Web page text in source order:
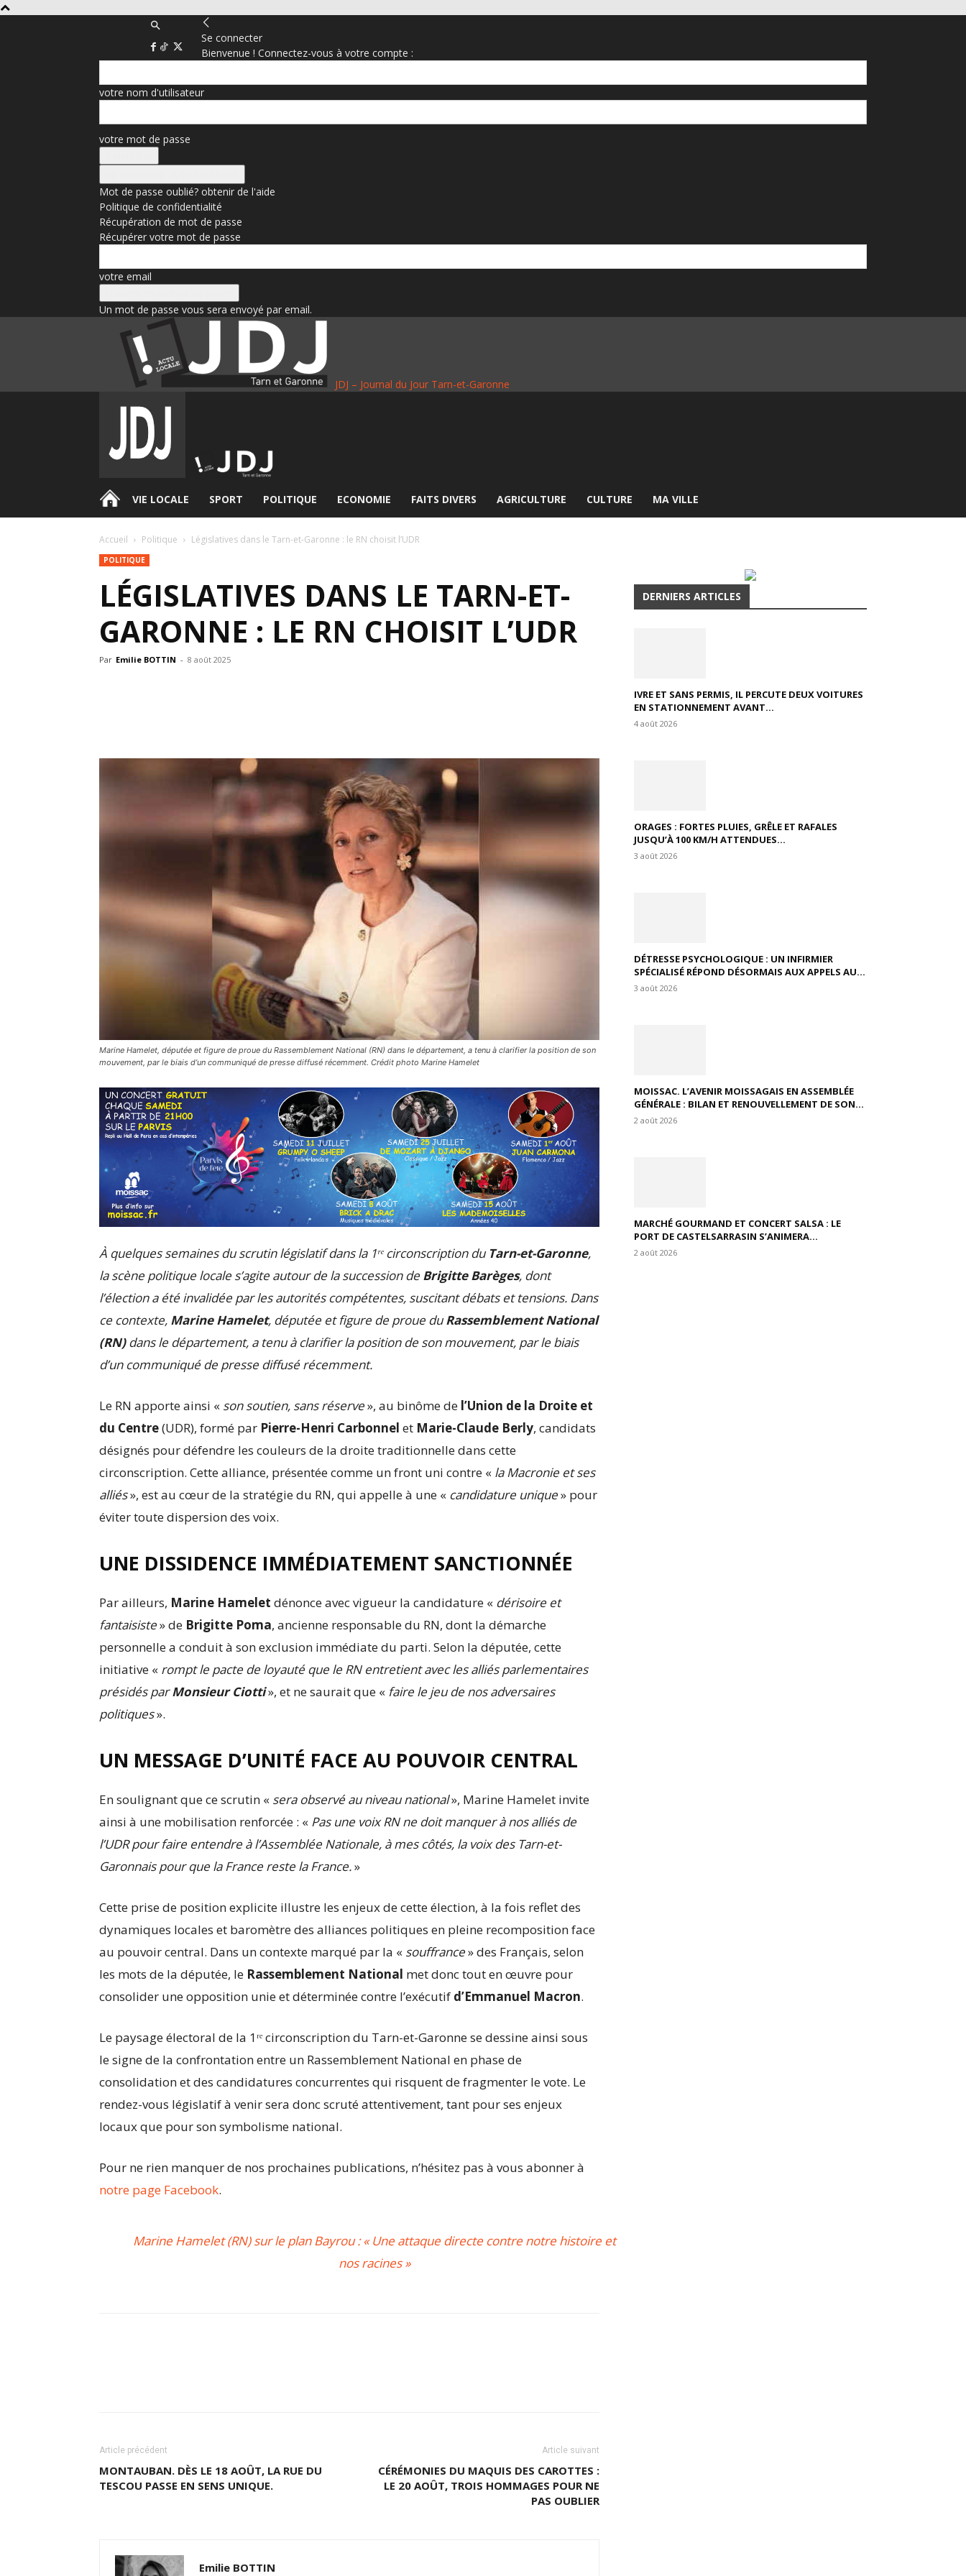
Se connecter
Bienvenue ! Connectez-vous à votre compte :
votre nom d'utilisateur
votre mot de passe
Mot de passe oublié? obtenir de l'aide
Politique de confidentialité
Récupération de mot de passe
Récupérer votre mot de passe
votre email
Un mot de passe vous sera envoyé par email.
JDJ – Journal du Jour Tarn-et-Garonne
. VIE LOCALE SPORT POLITIQUE ECONOMIE FAITS DIVERS AGRICULTURE CULTURE MA VILLE
Accueil Politique Législatives dans le Tarn-et-Garonne : le RN choisit l’UDR
POLITIQUE
LÉGISLATIVES DANS LE TARN-ET-
GARONNE : LE RN CHOISIT L’UDR
Par Emilie BOTTIN - 8 août 2025
Marine Hamelet, députée et figure de proue du Rassemblement National (RN) dans le département, a tenu à clarifier la position de son
mouvement, par le biais d’un communiqué de presse diffusé récemment. Crédit photo Marine Hamelet
À quelques semaines du scrutin législatif dans la 1ʳᵉ circonscription du Tarn-et-Garonne,
la scène politique locale s’agite autour de la succession de Brigitte Barèges, dont
l’élection a été invalidée par les autorités compétentes, suscitant débats et tensions. Dans
ce contexte, Marine Hamelet, députée et figure de proue du Rassemblement National
(RN)dans le département, a tenu à clarifier la position de son mouvement, par le biais
d’un communiqué de presse diffusé récemment.
Le RN apporte ainsi « son soutien, sans réserve», au binôme de l’Union de la Droite et
du Centre(UDR), formé par Pierre-Henri Carbonnel et Marie-Claude Berly, candidats
désignés pour défendre les couleurs de la droite traditionnelle dans cette
circonscription. Cette alliance, présentée comme un front uni contre « la Macronie et ses
alliés», est au cœur de la stratégie du RN, qui appelle à une « candidature unique» pour
éviter toute dispersion des voix.
UNE DISSIDENCE IMMÉDIATEMENT SANCTIONNÉE
Par ailleurs, Marine Hamelet dénonce avec vigueur la candidature « dérisoire et
fantaisiste» de Brigitte Poma, ancienne responsable du RN, dont la démarche
personnelle a conduit à son exclusion immédiate du parti. Selon la députée, cette
initiative « rompt le pacte de loyauté que le RN entretient avec les alliés parlementaires
présidés parMonsieur Ciotti», et ne saurait que « faire le jeu de nos adversaires
politiques».
UN MESSAGE D’UNITÉ FACE AU POUVOIR CENTRAL
En soulignant que ce scrutin « sera observé au niveau national», Marine Hamelet invite
ainsi à une mobilisation renforcée : « Pas une voix RN ne doit manquer à nos alliés de
l’UDR pour faire entendre à l’Assemblée Nationale, à mes côtés, la voix des Tarn-et-
Garonnais pour que la France reste la France.»
Cette prise de position explicite illustre les enjeux de cette élection, à la fois reflet des
dynamiques locales et baromètre des alliances politiques en pleine recomposition face
au pouvoir central. Dans un contexte marqué par la « souffrance» des Français, selon
les mots de la députée, le Rassemblement National met donc tout en œuvre pour
consolider une opposition unie et déterminée contre l’exécutif d’Emmanuel Macron.
Le paysage électoral de la 1ʳᵉ circonscription du Tarn-et-Garonne se dessine ainsi sous
le signe de la confrontation entre un Rassemblement National en phase de
consolidation et des candidatures concurrentes qui risquent de fragmenter le vote. Le
rendez-vous législatif à venir sera donc scruté attentivement, tant pour ses enjeux
locaux que pour son symbolisme national.
Pour ne rien manquer de nos prochaines publications, n’hésitez pas à vous abonner à
notre page Facebook.
Marine Hamelet (RN) sur le plan Bayrou : « Une attaque directe contre notre histoire et
nos racines »
Article précédent
MONTAUBAN. DÈS LE 18 AOÛT, LA RUE DU
TESCOU PASSE EN SENS UNIQUE.
Article suivant
CÉRÉMONIES DU MAQUIS DES CAROTTES :
LE 20 AOÛT, TROIS HOMMAGES POUR NE
PAS OUBLIER
Emilie BOTTIN
DERNIERS ARTICLES
IVRE ET SANS PERMIS, IL PERCUTE DEUX VOITURES
EN STATIONNEMENT AVANT...
4 août 2026
ORAGES : FORTES PLUIES, GRÊLE ET RAFALES
JUSQU’À 100 KM/H ATTENDUES...
3 août 2026
DÉTRESSE PSYCHOLOGIQUE : UN INFIRMIER
SPÉCIALISÉ RÉPOND DÉSORMAIS AUX APPELS AU...
3 août 2026
MOISSAC. L’AVENIR MOISSAGAIS EN ASSEMBLÉE
GÉNÉRALE : BILAN ET RENOUVELLEMENT DE SON...
2 août 2026
MARCHÉ GOURMAND ET CONCERT SALSA : LE
PORT DE CASTELSARRASIN S’ANIMERA...
2 août 2026